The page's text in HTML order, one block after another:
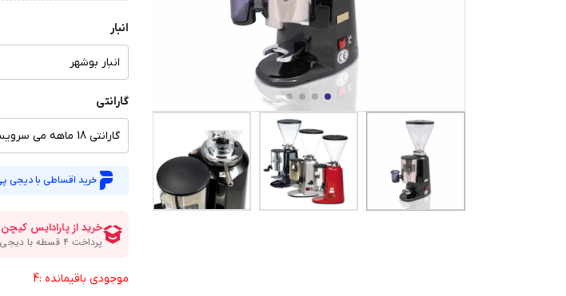
انبار
انبار بوشهر
گارانتی
گارانتی 18 ماهه می سرویس
خرید اقساطی با دیجی
موجودی باقیمانده :4